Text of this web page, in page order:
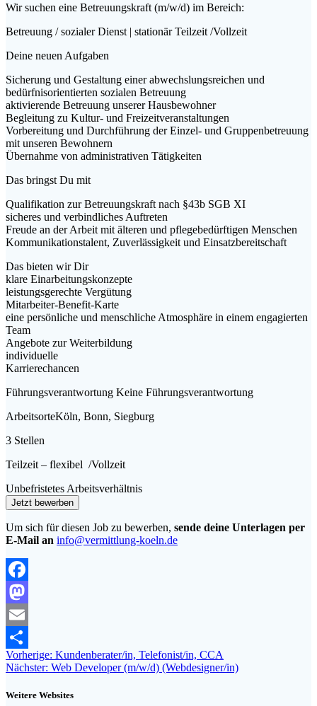
Wir suchen eine Betreuungskraft (m/w/d) im Bereich:
Betreuung / sozialer Dienst | stationär Teilzeit /Vollzeit
Deine neuen Aufgaben
Sicherung und Gestaltung einer abwechslungsreichen und
bedürfnisorientierten sozialen Betreuung
aktivierende Betreuung unserer Hausbewohner
Begleitung zu Kultur- und Freizeitveranstaltungen
Vorbereitung und Durchführung der Einzel- und Gruppenbetreuung
mit unseren Bewohnern
Übernahme von administrativen Tätigkeiten
Das bringst Du mit
Qualifikation zur Betreuungskraft nach §43b SGB XI
sicheres und verbindliches Auftreten
Freude an der Arbeit mit älteren und pflegebedürftigen Menschen
Kommunikationstalent, Zuverlässigkeit und Einsatzbereitschaft
Das bieten wir Dir
klare Einarbeitungskonzepte
leistungsgerechte Vergütung
Mitarbeiter-Benefit-Karte
eine persönliche und menschliche Atmosphäre in einem engagierten
Team
Angebote zur Weiterbildung
individuelle
Karrierechancen
Führungsverantwortung Keine Führungsverantwortung
ArbeitsorteKöln, Bonn, Siegburg
3 Stellen
Teilzeit – flexibel /Vollzeit
Unbefristetes Arbeitsverhältnis
Um sich für diesen Job zu bewerben, sende deine Unterlagen per
E-Mail an info@vermittlung-koeln.de
Facebook
Mastodon
Email
Teilen
Beitragsnavigation
Vorherige: Vorheriger
Beitrag:
Kundenberater/in, Telefonist/in, CCA
Nächster: Nächster
Web Developer (m/w/d) (Webdesigner/in)
Weitere Websites